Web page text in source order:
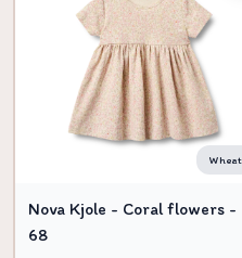
Wheat
Nova Kjole - Coral flowers -
68